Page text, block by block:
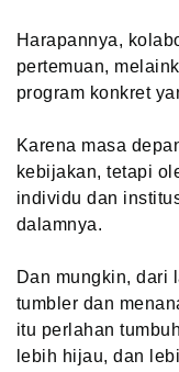
Harapannya,
pertemuan,
program konkret
Karena masa
kebijakan, tetapi
individu dan
dalamnya.
Dan mungkin, dari
tumbler dan
itu perlahan
lebih hijau, dan